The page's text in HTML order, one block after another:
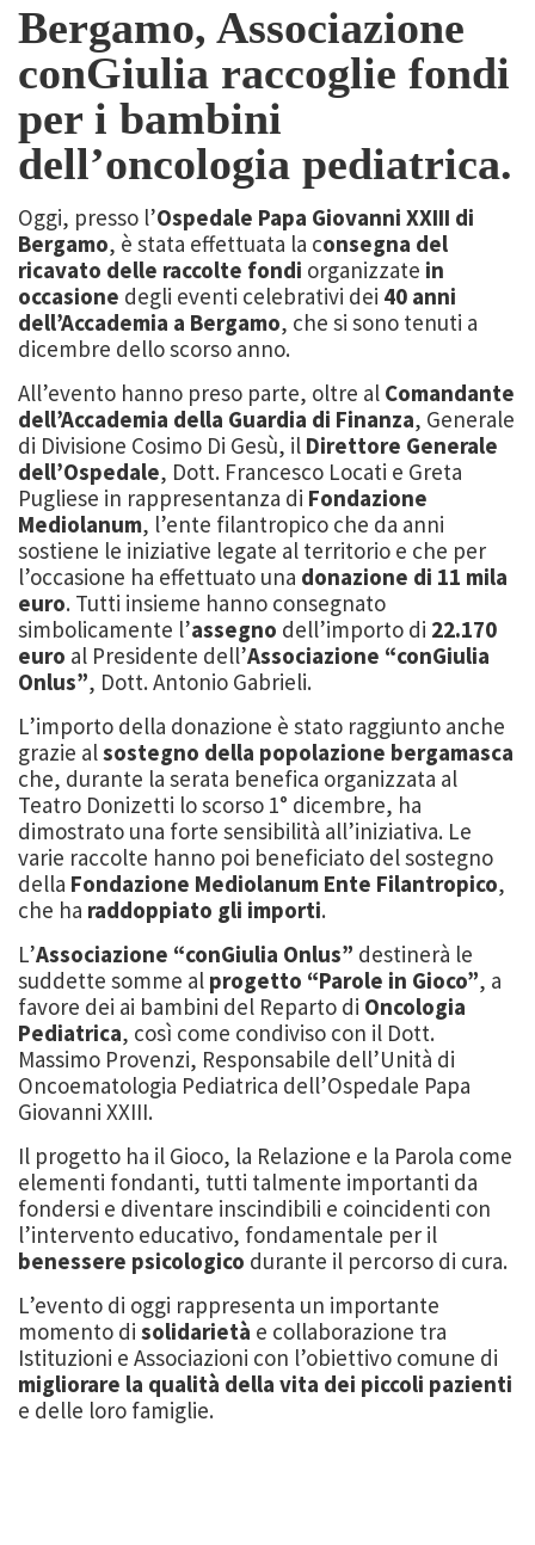
Bergamo, Associazione
conGiulia raccoglie fondi
per i bambini
dell’oncologia pediatrica.
Oggi, presso l’Ospedale Papa Giovanni XXIII di
Bergamo, è stata effettuata la consegna del
ricavato delle raccolte fondi organizzate in
occasione degli eventi celebrativi dei 40 anni
dell’Accademia a Bergamo, che si sono tenuti a
dicembre dello scorso anno.
All’evento hanno preso parte, oltre al Comandante
dell’Accademia della Guardia di Finanza, Generale
di Divisione Cosimo Di Gesù, il Direttore Generale
dell’Ospedale, Dott. Francesco Locati e Greta
Pugliese in rappresentanza di Fondazione
Mediolanum, l’ente filantropico che da anni
sostiene le iniziative legate al territorio e che per
l’occasione ha effettuato una donazione di 11 mila
euro. Tutti insieme hanno consegnato
simbolicamente l’assegno dell’importo di 22.170
euro al Presidente dell’Associazione “conGiulia
Onlus”, Dott. Antonio Gabrieli.
L’importo della donazione è stato raggiunto anche
grazie alsostegno della popolazione bergamasca
che, durante la serata benefica organizzata al
Teatro Donizetti lo scorso 1° dicembre, ha
dimostrato una forte sensibilità all’iniziativa. Le
varie raccolte hanno poi beneficiato del sostegno
della Fondazione Mediolanum Ente Filantropico,
che ha raddoppiato gli importi.
L’Associazione “conGiulia Onlus” destinerà le
suddette somme al progetto “Parole in Gioco”, a
favore dei ai bambini del Reparto di Oncologia
Pediatrica, così come condiviso con il Dott.
Massimo Provenzi, Responsabile dell’Unità di
Oncoematologia Pediatrica dell’Ospedale Papa
Giovanni XXIII.
Il progetto ha il Gioco, la Relazione e la Parola come
elementi fondanti, tutti talmente importanti da
fondersi e diventare inscindibili e coincidenti con
l’intervento educativo, fondamentale per il
benessere psicologico durante il percorso di cura.
L’evento di oggi rappresenta un importante
momento di solidarietà e collaborazione tra
Istituzioni e Associazioni con l’obiettivo comune di
migliorare la qualità della vita dei piccoli pazienti
e delle loro famiglie.